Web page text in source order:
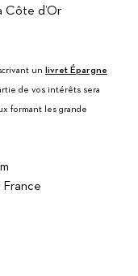
Côte d’Or
un livret Épargne
de vos intérêts sera
formant les grande